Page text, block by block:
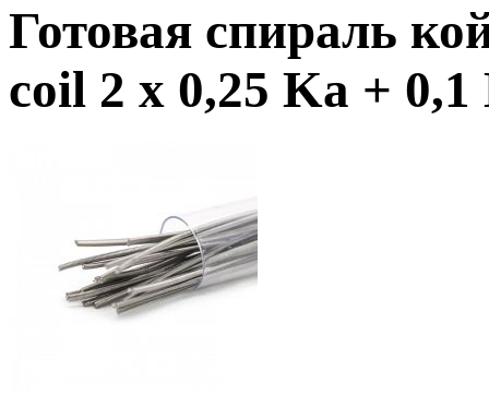
Готовая спираль
coil 2 x 0,25 Ka + 0,1